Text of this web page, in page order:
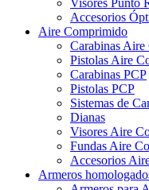
Accesorios
Aire Comprimido
Carabinas
Pistolas Aire
Carabinas PCP
Pistolas PCP
Sistemas de
Dianas
Visores Aire
Fundas Aire
Accesorios
Armeros